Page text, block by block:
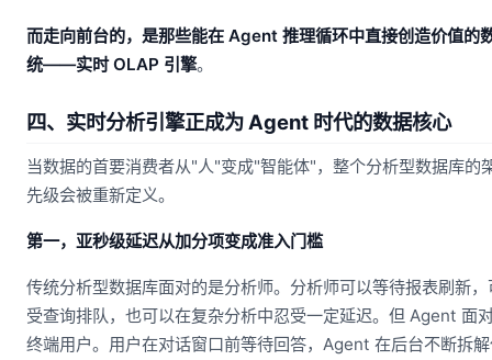
而走向前台的，是那些能在 Agent 推理循环中直接创造价值的
统——实时 OLAP 引擎。
四、实时分析引擎正成为 Agent 时代的数据核心
当数据的首要消费者从"人"变成"智能体"，整个分析型数据库的
先级会被重新定义。
第一，亚秒级延迟从加分项变成准入门槛
传统分析型数据库面对的是分析师。分析师可以等待报表刷新，
受查询排队，也可以在复杂分析中忍受一定延迟。但 Agent 面
终端用户。用户在对话窗口前等待回答，Agent 在后台不断拆